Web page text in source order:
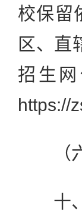
校保留
区、直
招生
https://
（六
十、